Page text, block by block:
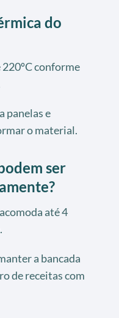
do
conforme
panelas e
o material.
ser
até 4
a bancada
de receitas com